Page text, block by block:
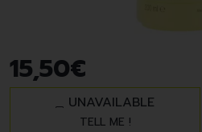
15,50€
UNAVAILABLE
TELL ME !